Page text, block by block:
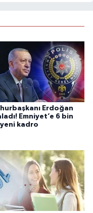
Erdoğan
Emniyet’e 6 bin
kadro